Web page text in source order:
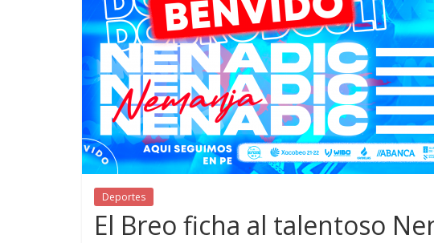
Deportes
El Breo ficha al talentoso